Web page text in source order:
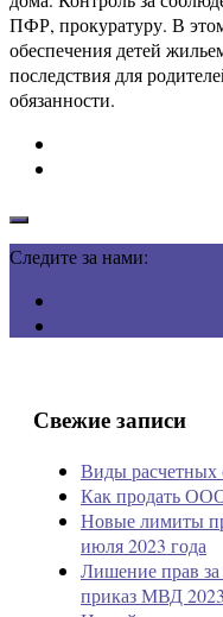
ПФР, прокуратуру. В
обеспечения детей
последствия для
обязанности.
Следите за нами:
Свежие записи
Виды расчетных
Как продать
Новые лимиты
июля 2023 года
Лишение прав
приказ МВД